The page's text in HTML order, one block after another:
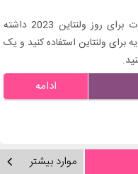
اگر می خواهید یک هدیه خلاقانه و متفاوت برای روز ولنتاین 2023 داشته
ولنتاین استفاده کنید و یک
ادامه
موارد بیشتر